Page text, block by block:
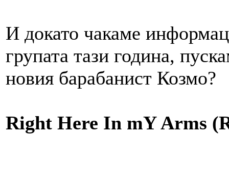
И докато чакаме
групата тази година,
новия барабанист Козмо?
Right Here In mY Arms